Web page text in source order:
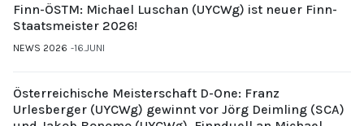
Finn-ÖSTM: Michael Luschan (UYCWg) ist neuer Finn-
Staatsmeister 2026!
NEWS 2026 16.JUNI
Österreichische Meisterschaft D-One: Franz
Urlesberger (UYCWg) gewinnt vor Jörg Deimling (SCA)